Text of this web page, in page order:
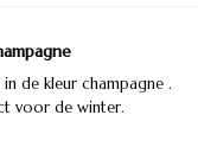
de kleur champagne .
voor de winter.